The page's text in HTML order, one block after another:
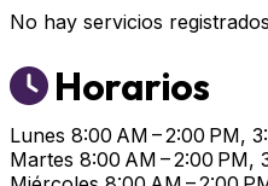
No hay servicios
Horarios
Lunes 8:00 AM – 2:00 PM,
Martes 8:00 AM – 2:00 PM,